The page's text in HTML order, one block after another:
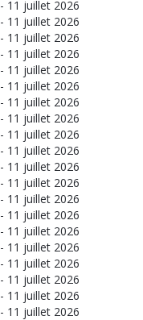
- 11 juillet 2026
- 11 juillet 2026
- 11 juillet 2026
- 11 juillet 2026
- 11 juillet 2026
- 11 juillet 2026
- 11 juillet 2026
- 11 juillet 2026
- 11 juillet 2026
- 11 juillet 2026
- 11 juillet 2026
- 11 juillet 2026
- 11 juillet 2026
- 11 juillet 2026
- 11 juillet 2026
- 11 juillet 2026
- 11 juillet 2026
- 11 juillet 2026
- 11 juillet 2026
- 11 juillet 2026